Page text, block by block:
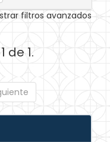
filtros avanzados
de 1.